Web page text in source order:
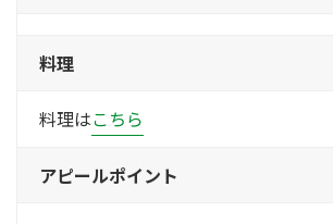
料理
料理はこちら
アピールポイント